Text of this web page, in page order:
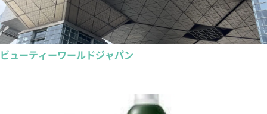
ビューティーワールドジャパン